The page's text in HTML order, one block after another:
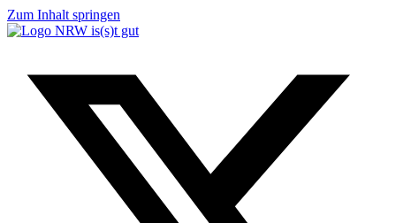
Zum Inhalt springen